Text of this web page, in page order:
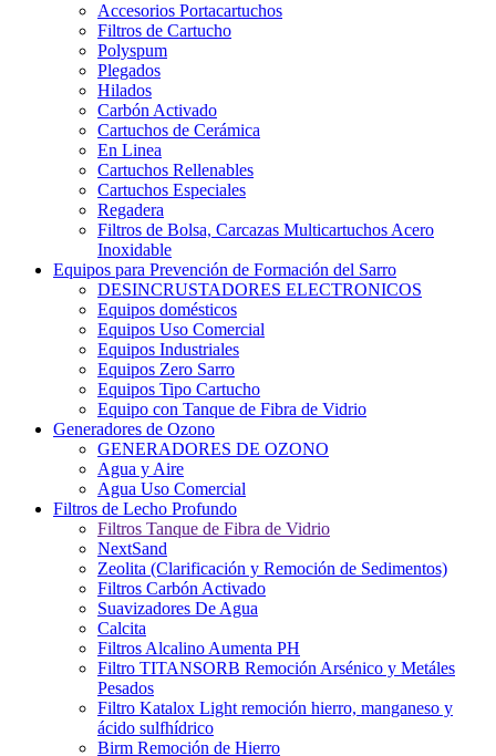
Accesorios Portacartuchos
Filtros de Cartucho
Polyspum
Plegados
Hilados
Carbón Activado
Cartuchos de Cerámica
En Linea
Cartuchos Rellenables
Cartuchos Especiales
Regadera
Filtros de Bolsa, Carcazas Multicartuchos Acero
Inoxidable
Equipos para Prevención de Formación del Sarro
DESINCRUSTADORES ELECTRONICOS
Equipos domésticos
Equipos Uso Comercial
Equipos Industriales
Equipos Zero Sarro
Equipos Tipo Cartucho
Equipo con Tanque de Fibra de Vidrio
Generadores de Ozono
GENERADORES DE OZONO
Agua y Aire
Agua Uso Comercial
Filtros de Lecho Profundo
Filtros Tanque de Fibra de Vidrio
NextSand
Zeolita (Clarificación y Remoción de Sedimentos)
Filtros Carbón Activado
Suavizadores De Agua
Calcita
Filtros Alcalino Aumenta PH
Filtro TITANSORB Remoción Arsénico y Metáles
Pesados
Filtro Katalox Light remoción hierro, manganeso y
ácido sulfhídrico
Birm Remoción de Hierro